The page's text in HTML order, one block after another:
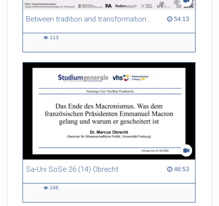
Between tradition and transformation: how owners, advisers and institutions co-create knowledge for resilient forests in Europe 54:13
54:13 duration
113
Sa-Uni SoSe 26 (14) Obrecht 46:53
46:53 duration
246